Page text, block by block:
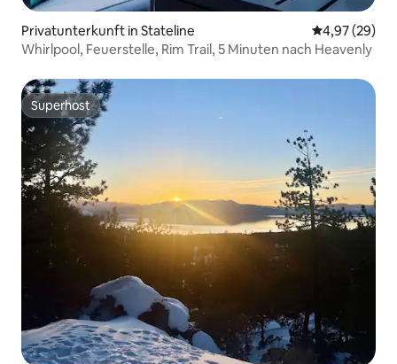
Privatunterkunft in Stateline
4,97 (29)
Whirlpool, Feuerstelle, Rim Trail, 5 Minuten nach Heavenly
Superhost
Superhost